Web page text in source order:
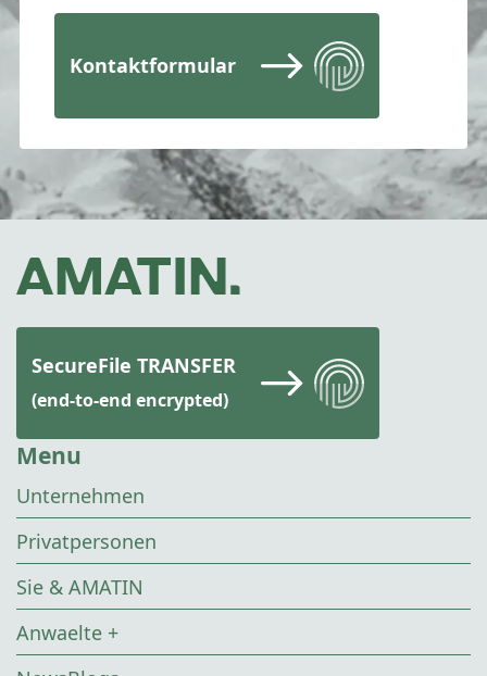
Kontaktformular
SecureFile TRANSFER
(end-to-end encrypted)
Menu
Unternehmen
Privatpersonen
Sie & AMATIN
Anwaelte +